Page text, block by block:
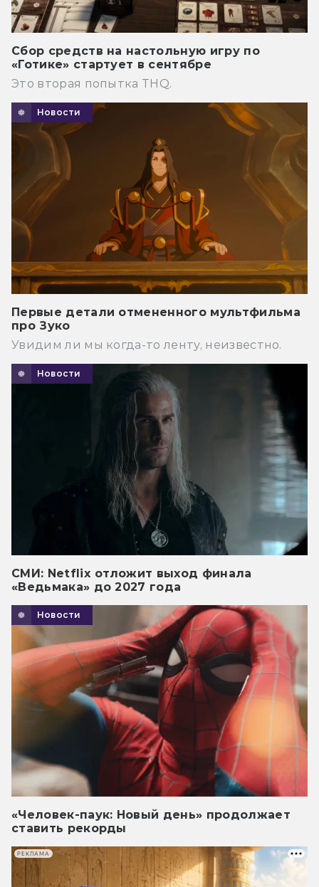
Сбор средств на настольную игру по
«Готике» стартует в сентябре
Это вторая попытка THQ.
Новости
Первые детали отмененного мультфильма
про Зуко
Увидим ли мы когда-то ленту, неизвестно.
Новости
СМИ: Netflix отложит выход финала
«Ведьмака» до 2027 года
Новости
«Человек-паук: Новый день» продолжает
ставить рекорды
РЕКЛАМА